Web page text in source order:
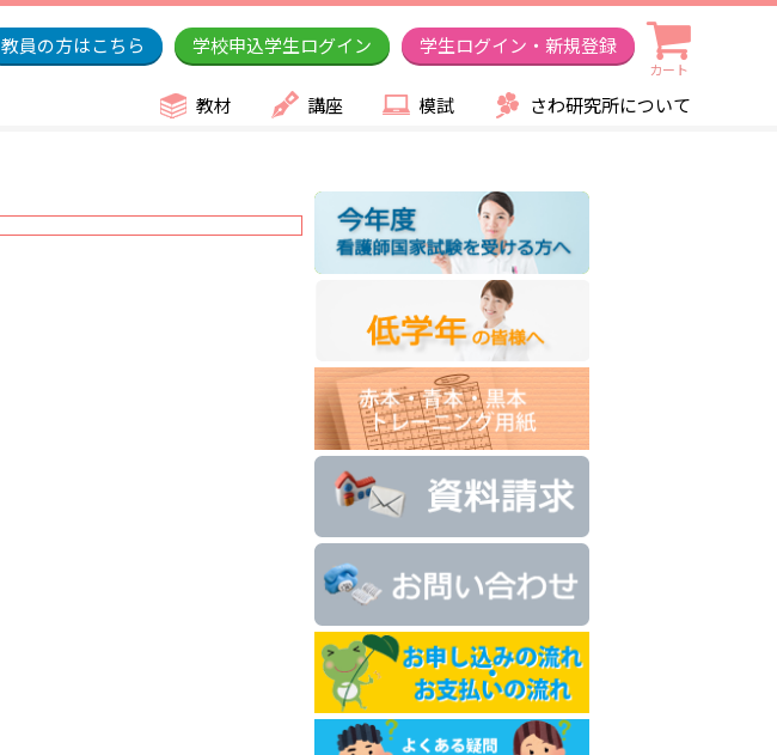
教員の方はこちら 学校申込学生ログイン 学生ログイン・新規登録
カート
教材 講座 模試 さわ研究所について